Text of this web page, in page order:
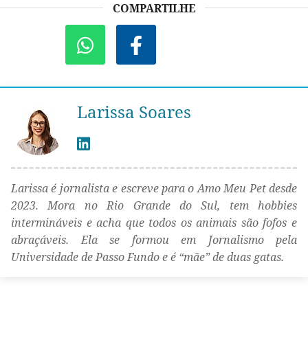
COMPARTILHE
Larissa Soares
Larissa é jornalista e escreve para o Amo Meu Pet desde
2023. Mora no Rio Grande do Sul, tem hobbies
intermináveis e acha que todos os animais são fofos e
abraçáveis. Ela se formou em Jornalismo pela
Universidade de Passo Fundo e é “mãe” de duas gatas.